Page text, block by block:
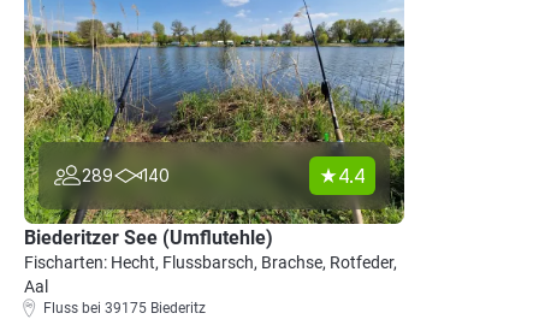
289 140 4.4
Biederitzer See (Umflutehle)
Fischarten: Hecht, Flussbarsch, Brachse, Rotfeder,
Aal
Fluss bei 39175 Biederitz